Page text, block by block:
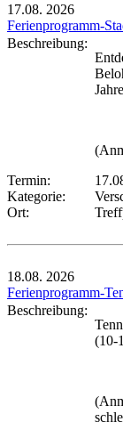
17.08. 2026
Ferienprogramm-
Beschreibung:
Termin:
Kategorie:
Ort:
18.08. 2026
Ferienprogramm-
Beschreibung:
(10-